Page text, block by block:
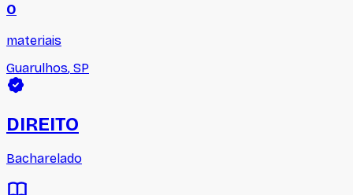
0
materiais
Guarulhos, SP
DIREITO
Bacharelado